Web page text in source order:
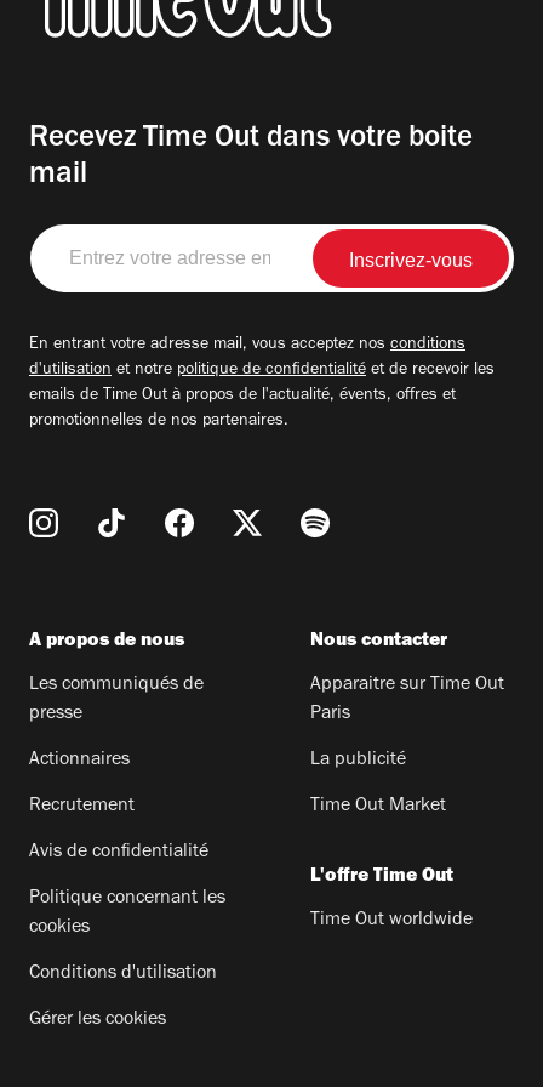
Recevez Time Out dans votre boite
mail
Entrez
votre
adresse
En entrant votre adresse mail, vous acceptez nos conditions
d'utilisation et notre politique de confidentialité et de recevoir les
emails de Time Out à propos de l'actualité, évents, offres et
promotionnelles de nos partenaires.
A propos de nous
Les communiqués de
presse
Actionnaires
Recrutement
Avis de confidentialité
Politique concernant les
cookies
Conditions d'utilisation
Gérer les cookies
Nous contacter
Apparaitre sur Time Out
Paris
La publicité
Time Out Market
L'offre Time Out
Time Out worldwide